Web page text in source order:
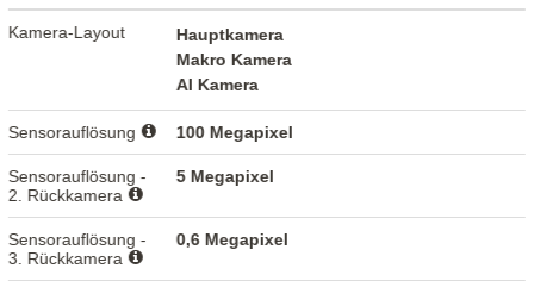
Kamera-Layout
Hauptkamera
Makro Kamera
AI Kamera
Sensorauflösung 100 Megapixel
Sensorauflösung -
2. Rückkamera
5 Megapixel
Sensorauflösung -
3. Rückkamera
0,6 Megapixel